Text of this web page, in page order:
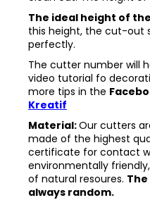
The ideal height of
this height, the cut-out
perfectly.
The cutter number will
video tutorial fo
more tips in the
Kreatif
Material:Our cutters
made of the highest
certificate for contact
environmentally
of natural resoures.
always random.